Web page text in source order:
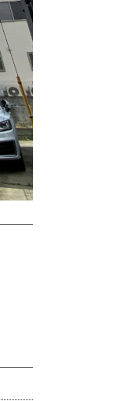
工事